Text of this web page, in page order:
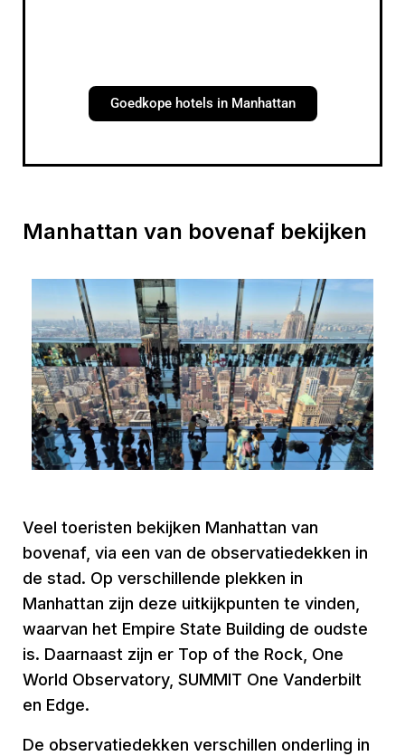
Goedkope hotels in Manhattan
Manhattan van bovenaf bekijken
Veel toeristen bekijken Manhattan van
bovenaf, via een van de observatiedekken in
de stad. Op verschillende plekken in
Manhattan zijn deze uitkijkpunten te vinden,
waarvan het Empire State Building de oudste
is. Daarnaast zijn er Top of the Rock One
World Observatory, SUMMIT One Vanderbilt
en Edge.
De observatiedekken verschillen onderling in